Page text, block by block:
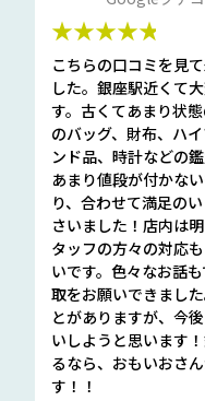
★★★★★
こちらの口コミを見
した。銀座駅近くて
す。古くてあまり状
のバッグ、財布、ハ
ンド品、時計などの
あまり値段が付かな
り、合わせて満足の
さいました！店内は
タッフの方々の対応
いです。色々なお話
取をお願いできまし
とがありますが、今
いしようと思います
るなら、おもいおさ
す！！